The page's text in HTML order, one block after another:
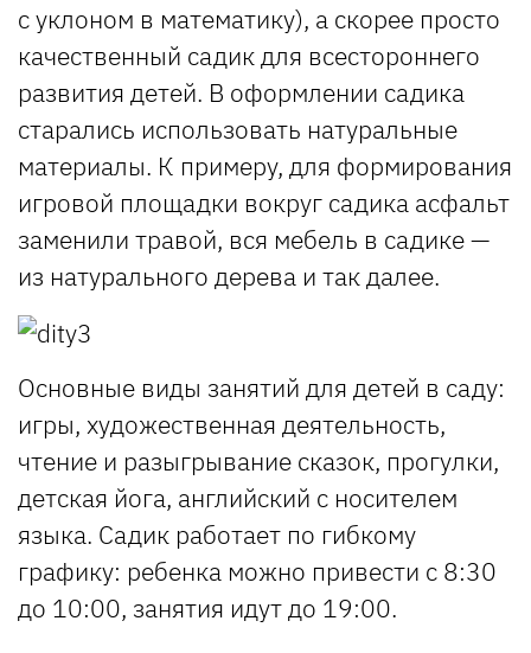
с уклоном в математику), а скорее просто
качественный садик для всестороннего
развития детей. В оформлении садика
старались использовать натуральные
материалы. К примеру, для формирования
игровой площадки вокруг садика асфальт
заменили травой, вся мебель в садике —
из натурального дерева и так далее.
Основные виды занятий для детей в саду:
игры, художественная деятельность,
чтение и разыгрывание сказок, прогулки,
детская йога, английский с носителем
языка. Садик работает по гибкому
графику: ребенка можно привести с 8:30
до 10:00, занятия идут до 19:00.